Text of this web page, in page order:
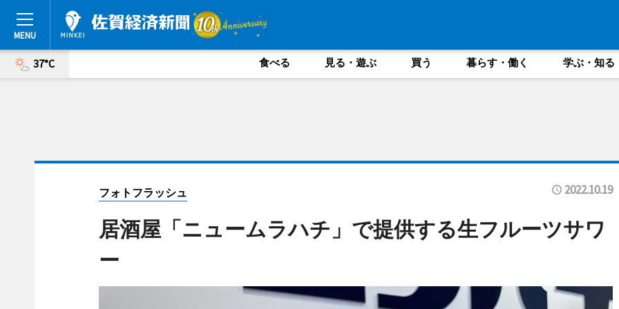
37°C 食べる 見る・遊ぶ 買う 暮らす・働く 学ぶ・知る
フォトフラッシュ 2022.10.19
居酒屋「ニュームラハチ」で提供する生フルーツサワ
ー